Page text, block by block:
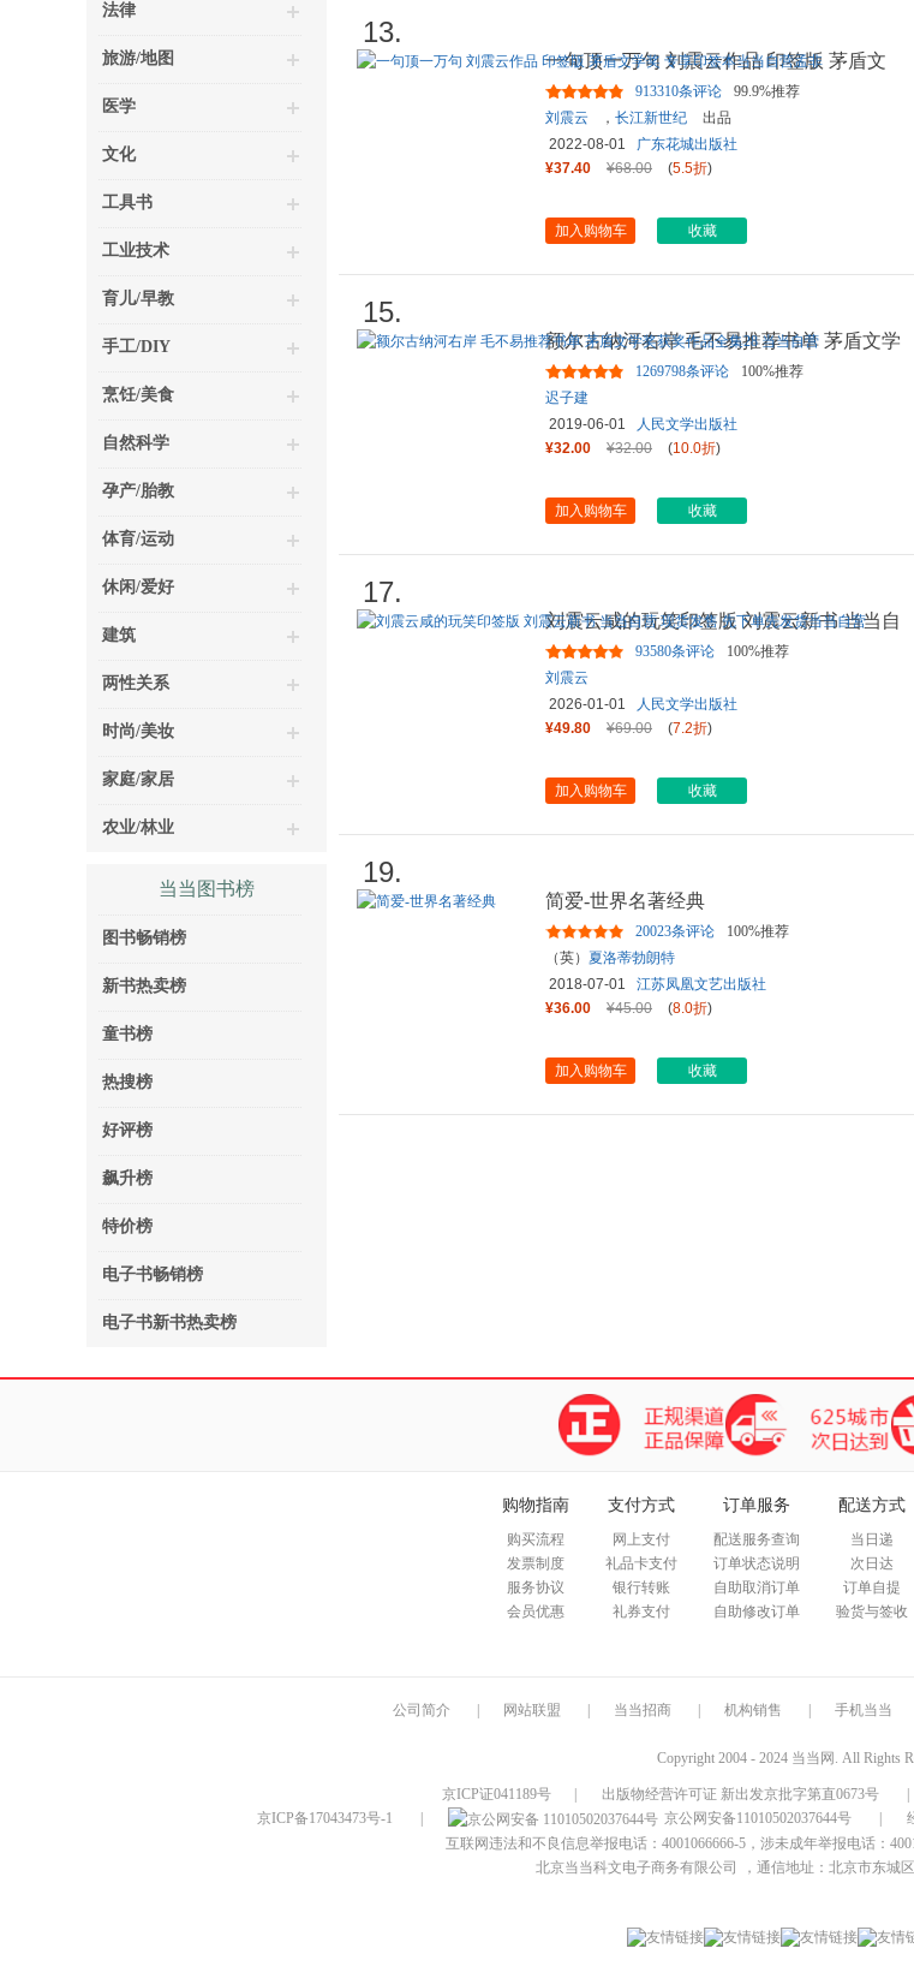
法律
旅游/地图
医学
文化
工具书
工业技术
育儿/早教
手工/DIY
烹饪/美食
自然科学
孕产/胎教
体育/运动
休闲/爱好
建筑
两性关系
时尚/美妆
家庭/家居
农业/林业
当当图书榜
图书畅销榜
新书热卖榜
童书榜
热搜榜
好评榜
飙升榜
特价榜
电子书畅销榜
电子书新书热卖榜
13.
一句顶一万句 刘震云作品 印签版 茅盾文
学奖 专享印签本当当自营...
913310条评论
99.9%推荐
刘震云
， 长江新世纪
出品
2022-08-01
广东花城出版社
¥37.40
¥68.00 (5.5折)
加入购物车 收藏
15.
额尔古纳河右岸 毛不易推荐书单 茅盾文学
奖获奖作品全集28 当当自...
1269798条评论
100%推荐
迟子建
2019-06-01
人民文学出版社
¥32.00
¥32.00 (10.0折)
加入购物车 收藏
17.
刘震云咸的玩笑印签版 刘震云新书 当当自
营 现货发售 先下单先发...
93580条评论
100%推荐
刘震云
2026-01-01
人民文学出版社
¥49.80
¥69.00 (7.2折)
加入购物车 收藏
19.
简爱-世界名著经典
20023条评论
100%推荐
（英） 夏洛蒂勃朗特
2018-07-01
江苏凤凰文艺出版社
¥36.00
¥45.00 (8.0折)
加入购物车 收藏
购物指南
购买流程
发票制度
服务协议
会员优惠
支付方式
网上支付
礼品卡支付
银行转账
礼券支付
订单服务
配送服务查询
订单状态说明
自助取消订单
自助修改订单
配送方式
当日递
次日达
订单自提
验货与签收
公司简介 网站联盟 当当招商 机构销售 手机当当
Copyright 2004 - 2024 当当网. All Rights
京ICP证041189号 出版物经营许可证 新出发京批字第直0673号
京ICP备17043473号-1
京公网安备11010502037644号
互联网违法和不良信息举报电话：4001066666-5，涉未成年举报电话：
北京当当科文电子商务有限公司
，通信地址：北京市东城